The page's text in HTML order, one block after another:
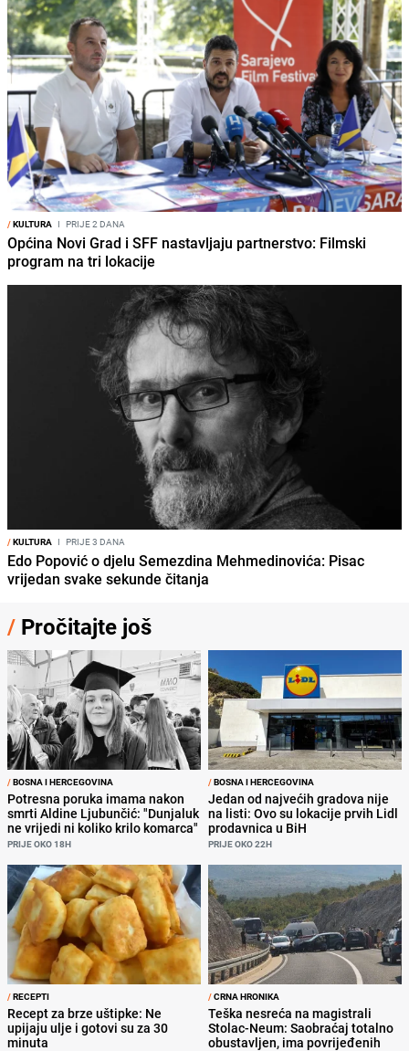
/KULTURA I PRIJE 2 DANA
Općina Novi Grad i SFF nastavljaju partnerstvo: Filmski
program na tri lokacije
/KULTURA I PRIJE 3 DANA
Edo Popović o djelu Semezdina Mehmedinovića: Pisac
vrijedan svake sekunde čitanja
/ Pročitajte još
/BOSNA I HERCEGOVINA
Potresna poruka imama nakon
smrti Aldine Ljubunčić: "Dunjaluk
ne vrijedi ni koliko krilo komarca"
PRIJE OKO 18H
/BOSNA I HERCEGOVINA
Jedan od najvećih gradova nije
na listi: Ovo su lokacije prvih Lidl
prodavnica u BiH
PRIJE OKO 22H
/RECEPTI
Recept za brze uštipke: Ne
upijaju ulje i gotovi su za 30
minuta
/CRNA HRONIKA
Teška nesreća na magistrali
Stolac-Neum: Saobraćaj totalno
obustavljen, ima povrijeđenih